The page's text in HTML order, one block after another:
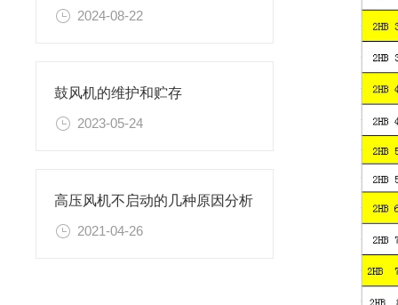
2024-08-22
鼓风机的维护和贮存
2023-05-24
高压风机不启动的几种原因分析
2021-04-26